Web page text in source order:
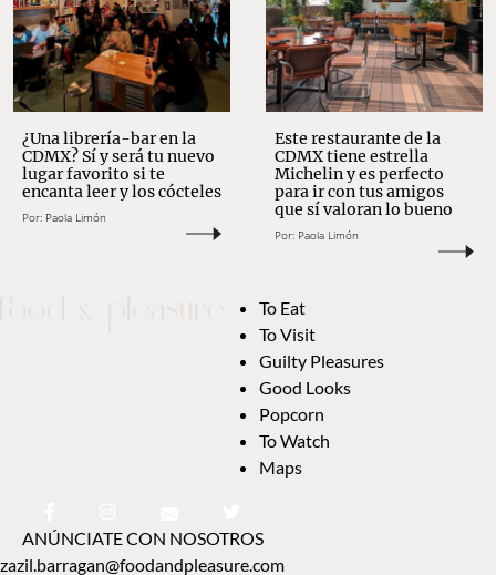
¿Una librería-bar en la
CDMX? Sí y será tu nuevo
lugar favorito si te
encanta leer y los cócteles
Por: Paola Limón
Este restaurante de la
CDMX tiene estrella
Michelin y es perfecto
para ir con tus amigos
que sí valoran lo bueno
Por: Paola Limón
To Eat
To Visit
Guilty Pleasures
Good Looks
Popcorn
To Watch
Maps
ANÚNCIATE CON NOSOTROS
zazil.barragan@foodandpleasure.com